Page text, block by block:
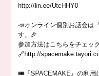
http://lin.ee/UtcHHY0
📣オンライン個別お話会は
す。🎉
参加方法はこちらをチェッ
🔗http://
🎟『SPACEMAKE』の利用